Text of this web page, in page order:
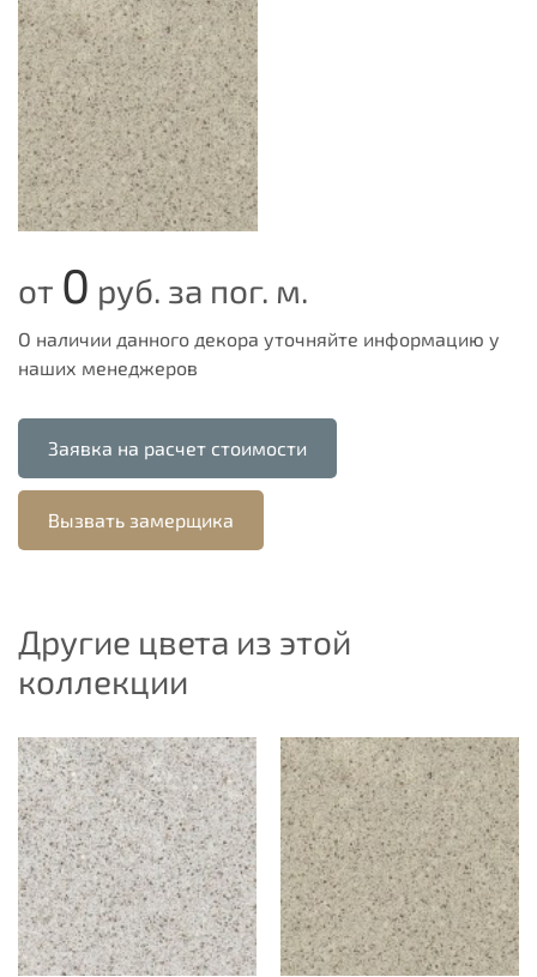
от 0 руб. за пог. м.
О наличии данного декора уточняйте информацию у
наших менеджеров
Заявка на расчет стоимости
Вызвать замерщика
Другие цвета из этой
коллекции